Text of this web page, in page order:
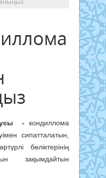
- кондиллома
сипатталатын,
бөліктерінің
зақымдайтын